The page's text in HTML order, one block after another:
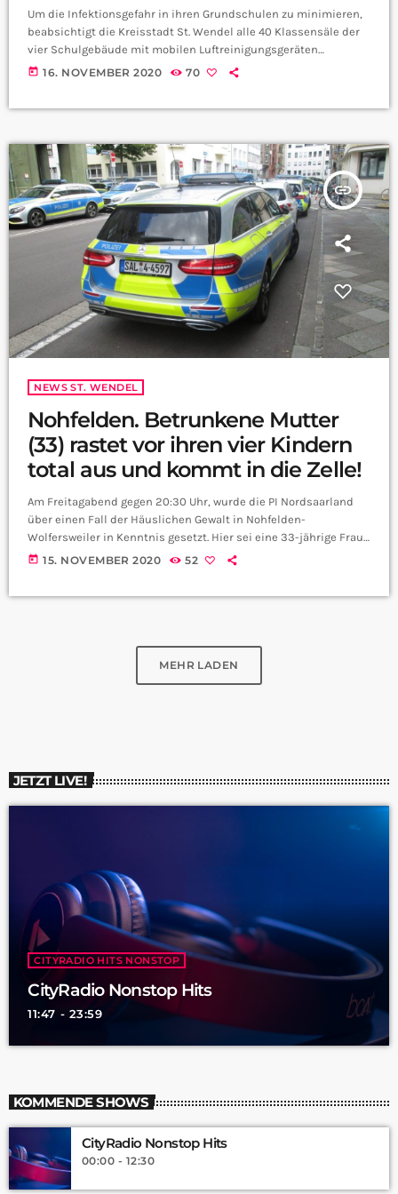
Um die Infektionsgefahr in ihren Grundschulen zu minimieren,
beabsichtigt die Kreisstadt St. Wendel alle 40 Klassensäle der
vier Schulgebäude mit mobilen Luftreinigungsgeräten
auszustatten. Der Stadtrat der Kreisstadt beschloss in einer
Grundschule in Bliesen, Niederkirchen und Oberlinxweiler
jeweils acht […]
today 16. NOVEMBER 2020 70
insert_link
NEWS ST. WENDEL
Nohfelden. Betrunkene Mutter
(33) rastet vor ihren vier Kindern
total aus und kommt in die Zelle!
Am Freitagabend gegen 20:30 Uhr, wurde die PI Nordsaarland
über einen Fall der Häuslichen Gewalt in Nohfelden-
Wolfersweiler in Kenntnis gesetzt. Hier sei eine 33-jährige Frau
von ihrem 55jährigen Ehemann geschlagen worden. Die
angezeigt, dass ihr Mann sie […]
today 15. NOVEMBER 2020 52
MEHR LADEN
JETZT LIVE!
CITYRADIO HITS NONSTOP
CityRadio Nonstop Hits
11:47 - 23:59
KOMMENDE SHOWS
CityRadio Nonstop Hits
00:00 - 12:30